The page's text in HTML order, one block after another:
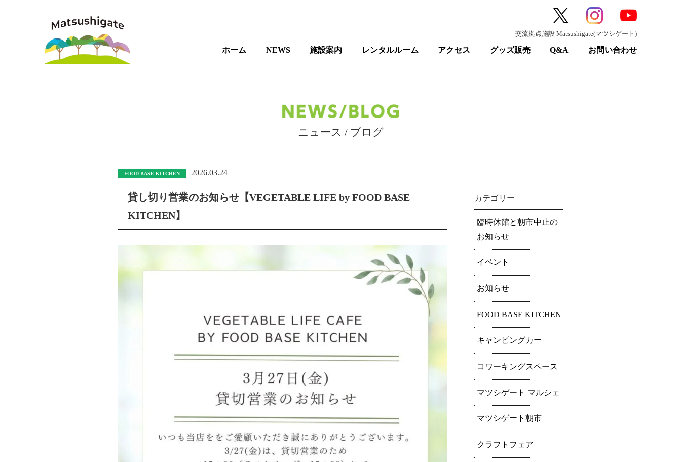
交流拠点施設 Matsushigate(マツシゲート)
ホーム NEWS 施設案内 レンタルルーム アクセス グッズ販売 Q&A お問い合わせ
ニュース / ブログ
FOOD BASE KITCHEN 2026.03.24
貸し切り営業のお知らせ【VEGETABLE LIFE by FOOD BASE
KITCHEN】
カテゴリー
臨時休館と朝市中止の
お知らせ
イベント
お知らせ
FOOD BASE KITCHEN
キャンピングカー
コワーキングスペース
マツシゲート マルシェ
マツシゲート朝市
クラフトフェア